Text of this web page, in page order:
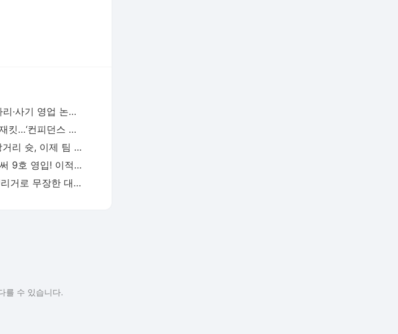
신지 예비신랑 문원 “양다리·사기 영업 논란 사실과 달라…책임질 건 끝까지”[공식 입장문] -
박민영, 핑크 미니+블랙 재킷…‘컨피던스 맨’ 도시여신 강림 - MK스포츠
쿼터 종료 직전 빗나간 장거리 슛, 이제 팀 기록만 남는다? NBA 규정 변화 시도 - MK스포츠
[오피셜] 미쳤다 첼시! 벌써 9호 영입! 이적료만 969억!…‘英 차세대 에이스’ 기튼스 영입 완료 -
‘14억 대륙’ 중국, K리거·J리거로 무장한 대한민국에 떨고 있다…“손흥민·이강인 없는 2군이
를 수 있습니다.